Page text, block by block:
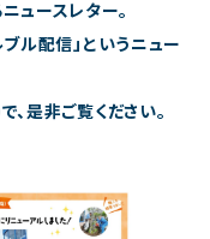
ュースレター。
ル配信」というニュー
是非ご覧ください。